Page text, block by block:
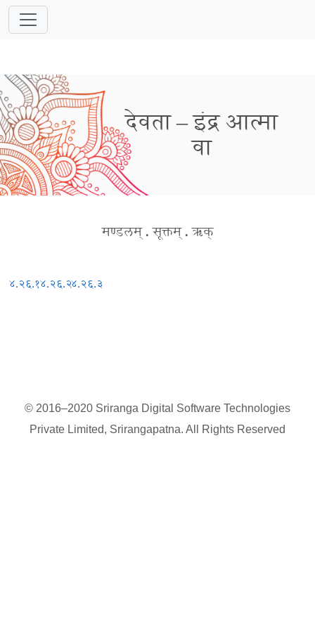
देवता – इंद्र आत्मा
वा
मण्डलम् . सूक्तम् . ऋक्
४.२६.१४.२६.२४.२६.३
© 2016–2020 Sriranga Digital Software Technologies
Private Limited, Srirangapatna. All Rights Reserved